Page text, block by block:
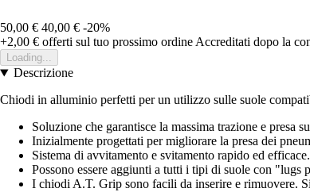
50,00 € 40,00 € -20%
+2,00 € offerti sul tuo prossimo ordine Accreditati dopo la
Loading...
Descrizione
Chiodi in alluminio perfetti per un utilizzo sulle suole
Soluzione che garantisce la massima trazione e presa
Inizialmente progettati per migliorare la presa dei
Sistema di avvitamento e svitamento rapido ed efficace.
Possono essere aggiunti a tutti i tipi di suole con "lugs
I chiodi A.T. Grip sono facili da inserire e rimuovere.